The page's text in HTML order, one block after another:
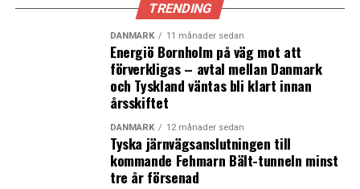
TRENDING
DANMARK 11 månader sedan
Energiö Bornholm på väg mot att
förverkligas – avtal mellan Danmark
och Tyskland väntas bli klart innan
årsskiftet
DANMARK 12 månader sedan
Tyska järnvägsanslutningen till
kommande Fehmarn Bält-tunneln minst
tre år försenad